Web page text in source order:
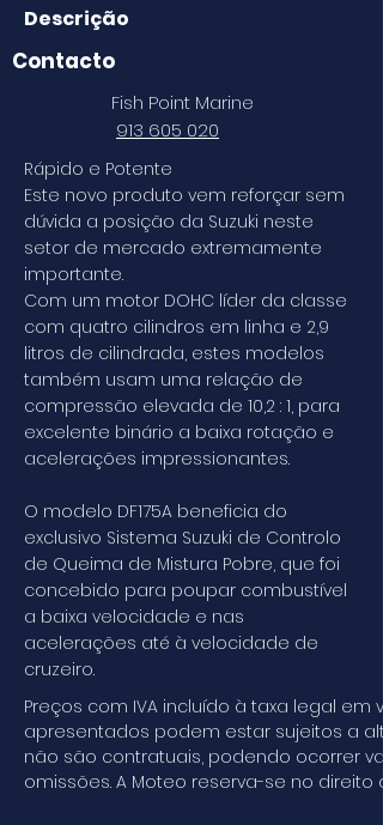
Descrição
Contacto
Fish Point Marine
913 605 020
Rápido e Potente
Este novo produto vem reforçar sem
dúvida a posição da Suzuki neste
setor de mercado extremamente
importante.
Com um motor DOHC líder da classe
com quatro cilindros em linha e 2,9
litros de cilindrada, estes modelos
também usam uma relação de
compressão elevada de 10,2 : 1, para
excelente binário a baixa rotação e
acelerações impressionantes.
O modelo DF175A beneficia do
exclusivo Sistema Suzuki de Controlo
de Queima de Mistura Pobre, que foi
concebido para poupar combustível
a baixa velocidade e nas
acelerações até à velocidade de
cruzeiro.
Preços com IVA incluído à taxa legal
apresentados podem estar sujeitos a
não são contratuais, podendo ocorrer
omissões. A Moteo reserva-se no